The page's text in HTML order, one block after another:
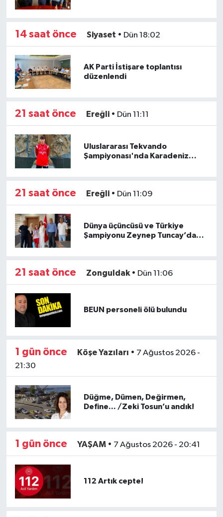
14 saat önce Siyaset • Dün 18:02
AK Parti İstişare toplantısı
düzenlendi
21 saat önce Ereğli• Dün 11:11
Uluslararası Tekvando
Şampiyonası'nda Karadeniz
21 saat önce Ereğli• Dün 11:09
Dünya üçüncüsü ve Türkiye
Şampiyonu Zeynep Tuncay’dan
21 saat önce Zonguldak• Dün 11:06
BEUN personeli ölü bulundu
1 gün önce Köşe Yazıları • 7 Ağustos 2026 -
21:30
Düğme, Dümen, Değirmen,
Define... /Zeki Tosun’u andık!
1 gün önce YAŞAM• 7 Ağustos 2026 - 20:41
112 Artık cepte!
YAŞAM